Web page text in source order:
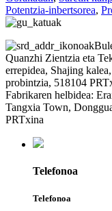
Potentzia-inbertsorea,
Quanzhi Zientzia eta
errepidea, Shajing
probintzia, 518104
Fabrikaren helbidea:
Tangxia Town,
PRTxina
Telefonoa
Telefonoa